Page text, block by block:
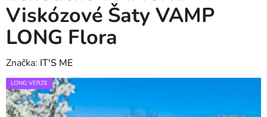
Viskózové Šaty VAMP
LONG Flora
Značka: IT'S ME
LONG VERZE